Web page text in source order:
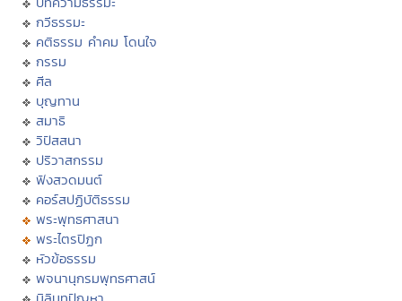
กวีธรรมะ
คติธรรม คำคม โดนใจ
กรรม
ศีล
บุญทาน
สมาธิ
วิปัสสนา
ปริวาสกรรม
ฟังสวดมนต์
คอร์สปฏิบัติธรรม
พระพุทธศาสนา
พระไตรปิฏก
หัวข้อธรรม
พจนานุกรมพุทธศาสน์